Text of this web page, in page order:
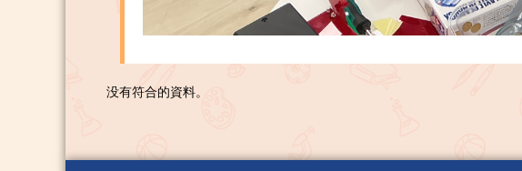
没有符合的資料。